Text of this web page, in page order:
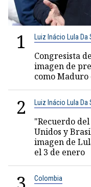
1 Luiz Inácio Lula Da
Congresista
imagen de
como
2 Luiz Inácio Lula Da
"Recuerdo
Unidos y
imagen de
el 3 de enero
Colombia